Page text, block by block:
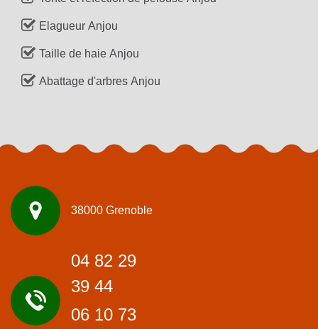
Elagueur Anjou
Taille de haie Anjou
Abattage d'arbres Anjou
38000 Grenoble
04 82 29
39 44
06 10 73